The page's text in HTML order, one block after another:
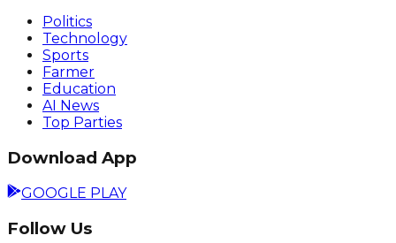
Politics
Technology
Sports
Farmer
Education
AI News
Top Parties
Download App
GOOGLE PLAY
Follow Us